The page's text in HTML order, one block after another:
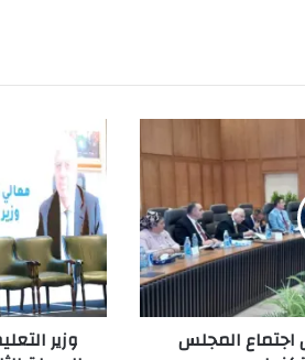
اجتماع المجلس
وزير
التعليم
العالي
يفتتح
ورشة
عمل
إطلاق
المرحلة
الثانية
وزير